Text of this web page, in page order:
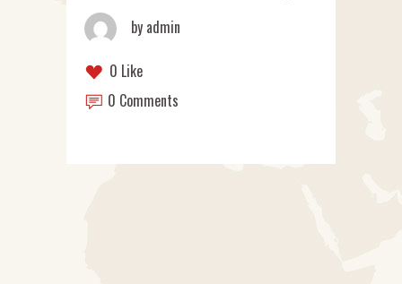
by admin
0 Like
0 Comments